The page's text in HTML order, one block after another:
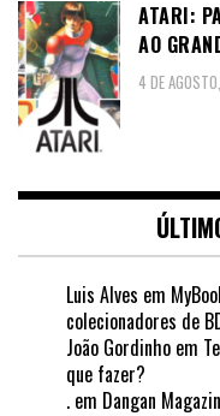
ATARI:
AO
4 DE
Luis Alves em
colecionadores de
João Gordinho em
que fazer?
. em Dangan